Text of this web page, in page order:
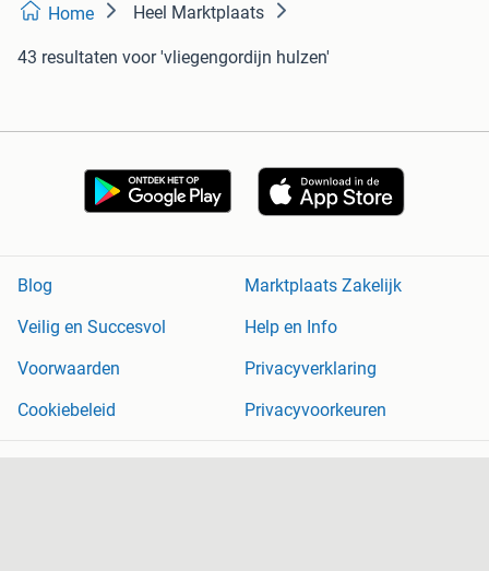
Home Heel Marktplaats
43 resultaten voor 'vliegengordijn hulzen'
Blog
Marktplaats Zakelijk
Veilig en Succesvol
Help en Info
Voorwaarden
Privacyverklaring
Cookiebeleid
Privacyvoorkeuren